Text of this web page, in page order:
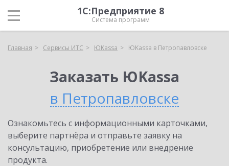
1С:Предприятие 8
Система программ
Главная Сервисы ИТС ЮKassa ЮKassa в Петропавловске
Заказать ЮKassa
в Петропавловске
Ознакомьтесь с информационными карточками,
выберите партнёра и отправьте заявку на
консультацию, приобретение или внедрение
продукта.